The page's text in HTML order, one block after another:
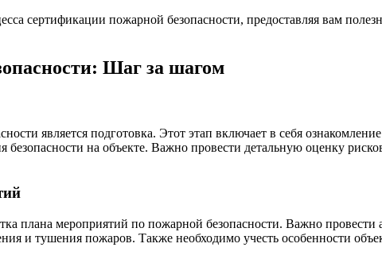
сертификации пожарной безопасности, предоставляя вам
Шаг за шагом
является подготовка. Этот этап включает в себя
безопасности на объекте. Важно провести детальную оценку
плана мероприятий по пожарной безопасности. Важно
и тушения пожаров. Также необходимо учесть особенности